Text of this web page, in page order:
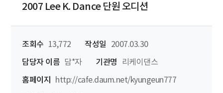
2007 Lee K. Dance 단원 오디션
조회수 13,772 작성일
2007.03.30
담당자 이름 담*자 기관명
리케이댄스
홈페이지
http://cafe.daum.net/kyungeun777